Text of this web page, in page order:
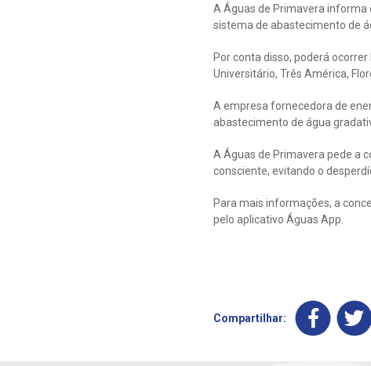
A Águas de Primavera informa
sistema de abastecimento de
Por conta disso, poderá
Universitário, Três América,
A empresa fornecedora de
abastecimento de água
A Águas de Primavera pede a
consciente, evitando o
Para mais informações, a
pelo aplicativo Águas App.
Compartilhar: